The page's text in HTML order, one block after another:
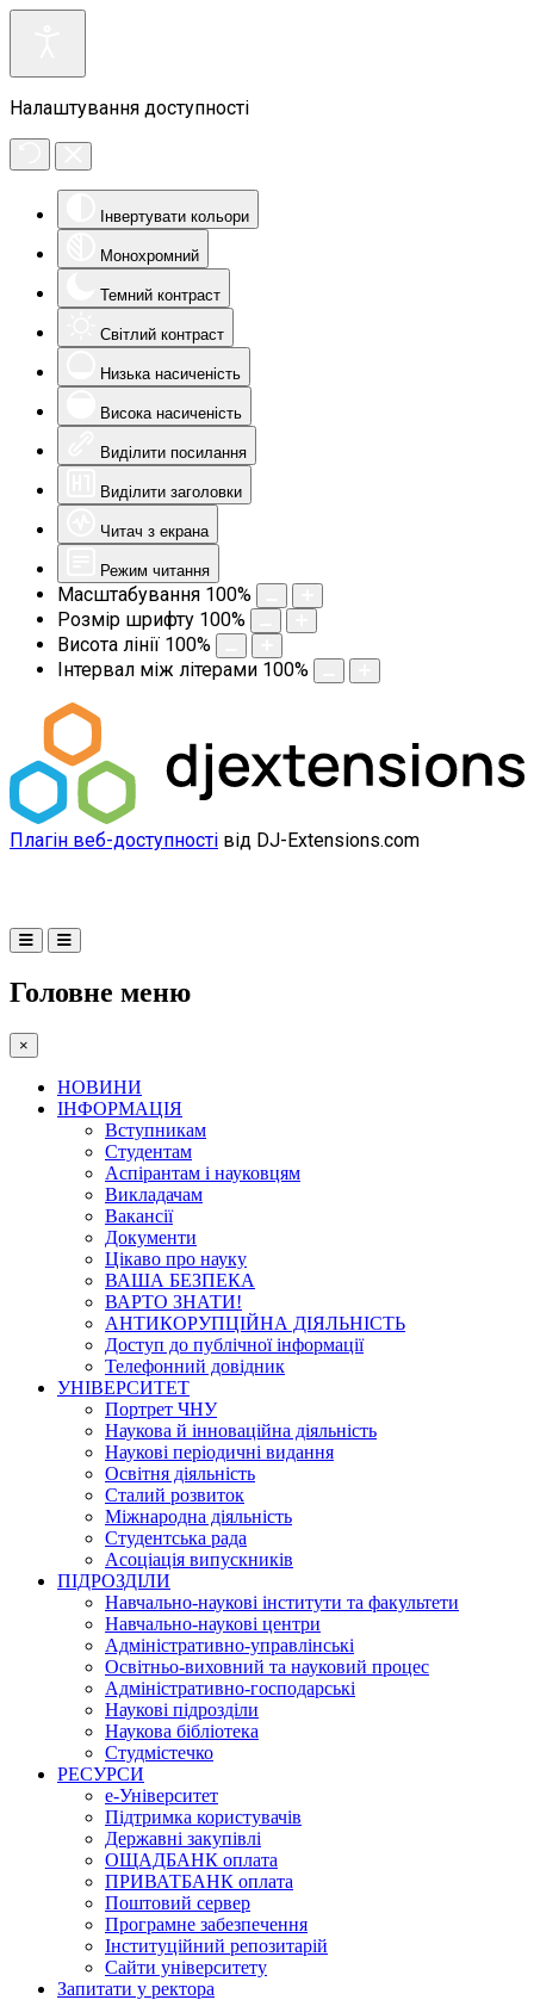
Налаштування доступності
Інвертувати кольори
Монохромний
Темний контраст
Світлий контраст
Низька насиченість
Висока насиченість
Виділити посилання
Виділити заголовки
Читач з екрана
Режим читання
Масштабування 100%
Розмір шрифту 100%
Висота лінії 100%
Інтервал між літерами 100%
Плагін веб-доступності від DJ-Extensions.com
Головне меню
×
НОВИНИ
ІНФОРМАЦІЯ
Вступникам
Студентам
Аспірантам і науковцям
Викладачам
Вакансії
Документи
Цікаво про науку
ВАША БЕЗПЕКА
ВАРТО ЗНАТИ!
АНТИКОРУПЦІЙНА ДІЯЛЬНІСТЬ
Доступ до публічної інформації
Телефонний довідник
УНІВЕРСИТЕТ
Портрет ЧНУ
Наукова й інноваційна діяльність
Наукові періодичні видання
Освітня діяльність
Сталий розвиток
Міжнародна діяльність
Студентська рада
Асоціація випускників
ПІДРОЗДІЛИ
Навчально-наукові інститути та факультети
Навчально-наукові центри
Адміністративно-управлінські
Освітньо-виховний та науковий процес
Адміністративно-господарські
Наукові підрозділи
Наукова бібліотека
Студмістечко
РЕСУРСИ
е-Університет
Підтримка користувачів
Державні закупівлі
ОЩАДБАНК оплата
ПРИВАТБАНК оплата
Поштовий сервер
Програмне забезпечення
Інституційний репозитарій
Сайти університету
Запитати у ректора